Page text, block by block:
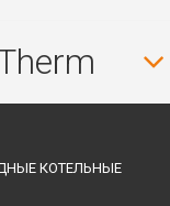
КОТЕЛЬНЫE